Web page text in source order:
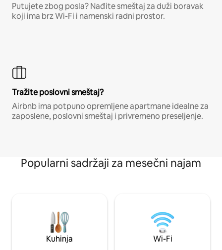
Putujete zbog posla? Nađite smeštaj za duži boravak
koji ima brz Wi-Fi i namenski radni prostor.
Tražite poslovni smeštaj?
Airbnb ima potpuno opremljene apartmane idealne za
zaposlene, poslovni smeštaj i privremeno preseljenje.
Popularni sadržaji za mesečni najam
Kuhinja Wi-Fi